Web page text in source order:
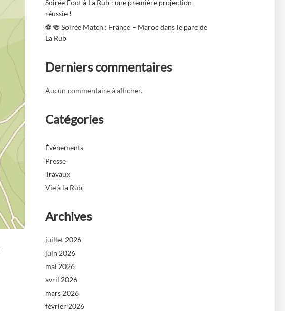
Soirée Foot à La Rub : une première projection
réussie !
⚽️ 🍻 Soirée Match : France – Maroc dans le parc de
La Rub
Derniers commentaires
Aucun commentaire à afficher.
Catégories
Évènements
Presse
Travaux
Vie à la Rub
Archives
juillet 2026
juin 2026
mai 2026
avril 2026
mars 2026
février 2026